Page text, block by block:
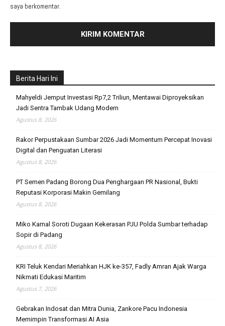
saya berkomentar.
Berita Hari Ini
Mahyeldi Jemput Investasi Rp7,2 Triliun, Mentawai Diproyeksikan
Jadi Sentra Tambak Udang Modern
Agustus 8, 2026
Rakor Perpustakaan Sumbar 2026 Jadi Momentum Percepat Inovasi
Digital dan Penguatan Literasi
Agustus 8, 2026
PT Semen Padang Borong Dua Penghargaan PR Nasional, Bukti
Reputasi Korporasi Makin Gemilang
Agustus 8, 2026
Miko Kamal Soroti Dugaan Kekerasan PJU Polda Sumbar terhadap
Sopir di Padang
Agustus 8, 2026
KRI Teluk Kendari Meriahkan HJK ke-357, Fadly Amran Ajak Warga
Nikmati Edukasi Maritim
Agustus 7, 2026
Gebrakan Indosat dan Mitra Dunia, Zankore Pacu Indonesia
Memimpin Transformasi AI Asia